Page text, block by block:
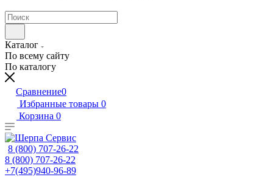
Каталог
По всему сайту
По каталогу
Сравнение0
Избранные товары 0
Корзина 0
8 (800) 707-26-22
8 (800) 707-26-22
+7(495)940-96-89